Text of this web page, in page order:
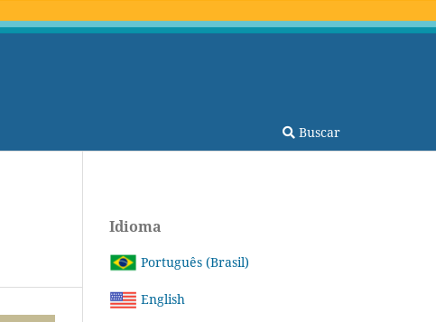
Buscar
Idioma
Português (Brasil)
English